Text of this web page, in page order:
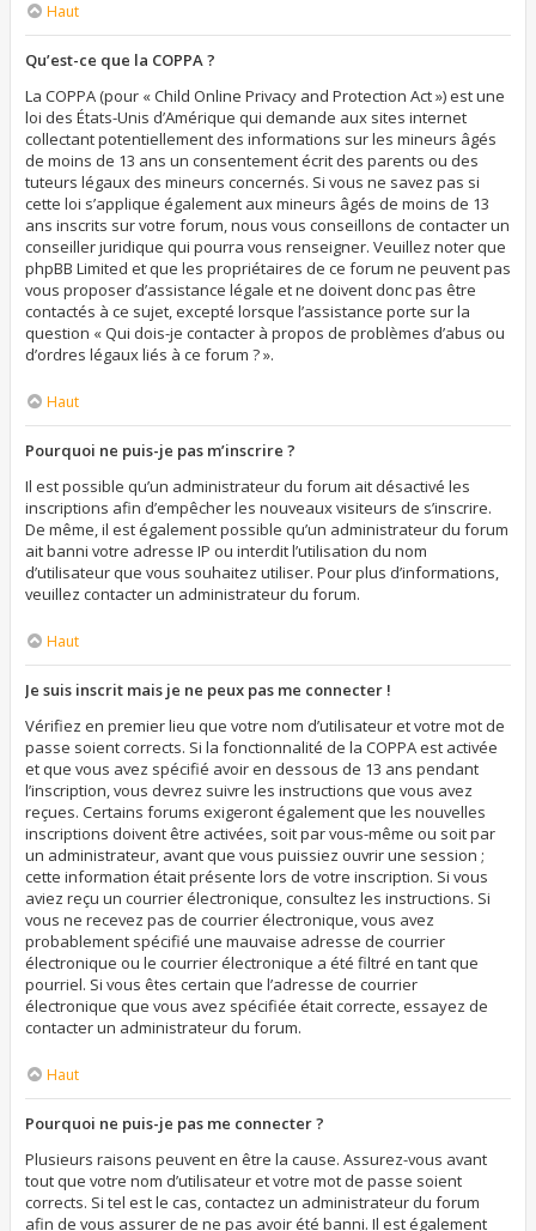
Haut
Qu’est-ce que la COPPA ?
La COPPA (pour « Child Online Privacy and Protection Act ») est une
loi des États-Unis d’Amérique qui demande aux sites internet
collectant potentiellement des informations sur les mineurs âgés
de moins de 13 ans un consentement écrit des parents ou des
tuteurs légaux des mineurs concernés. Si vous ne savez pas si
cette loi s’applique également aux mineurs âgés de moins de 13
ans inscrits sur votre forum, nous vous conseillons de contacter un
conseiller juridique qui pourra vous renseigner. Veuillez noter que
phpBB Limited et que les propriétaires de ce forum ne peuvent pas
vous proposer d’assistance légale et ne doivent donc pas être
contactés à ce sujet, excepté lorsque l’assistance porte sur la
question « Qui dois-je contacter à propos de problèmes d’abus ou
d’ordres légaux liés à ce forum ? ».
Haut
Pourquoi ne puis-je pas m’inscrire ?
Il est possible qu’un administrateur du forum ait désactivé les
inscriptions afin d’empêcher les nouveaux visiteurs de s’inscrire.
De même, il est également possible qu’un administrateur du forum
ait banni votre adresse IP ou interdit l’utilisation du nom
d’utilisateur que vous souhaitez utiliser. Pour plus d’informations,
veuillez contacter un administrateur du forum.
Haut
Je suis inscrit mais je ne peux pas me connecter !
Vérifiez en premier lieu que votre nom d’utilisateur et votre mot de
passe soient corrects. Si la fonctionnalité de la COPPA est activée
et que vous avez spécifié avoir en dessous de 13 ans pendant
l’inscription, vous devrez suivre les instructions que vous avez
reçues. Certains forums exigeront également que les nouvelles
inscriptions doivent être activées, soit par vous-même ou soit par
un administrateur, avant que vous puissiez ouvrir une session ;
cette information était présente lors de votre inscription. Si vous
aviez reçu un courrier électronique, consultez les instructions. Si
vous ne recevez pas de courrier électronique, vous avez
probablement spécifié une mauvaise adresse de courrier
électronique ou le courrier électronique a été filtré en tant que
pourriel. Si vous êtes certain que l’adresse de courrier
électronique que vous avez spécifiée était correcte, essayez de
contacter un administrateur du forum.
Haut
Pourquoi ne puis-je pas me connecter ?
Plusieurs raisons peuvent en être la cause. Assurez-vous avant
tout que votre nom d’utilisateur et votre mot de passe soient
corrects. Si tel est le cas, contactez un administrateur du forum
afin de vous assurer de ne pas avoir été banni. Il est également